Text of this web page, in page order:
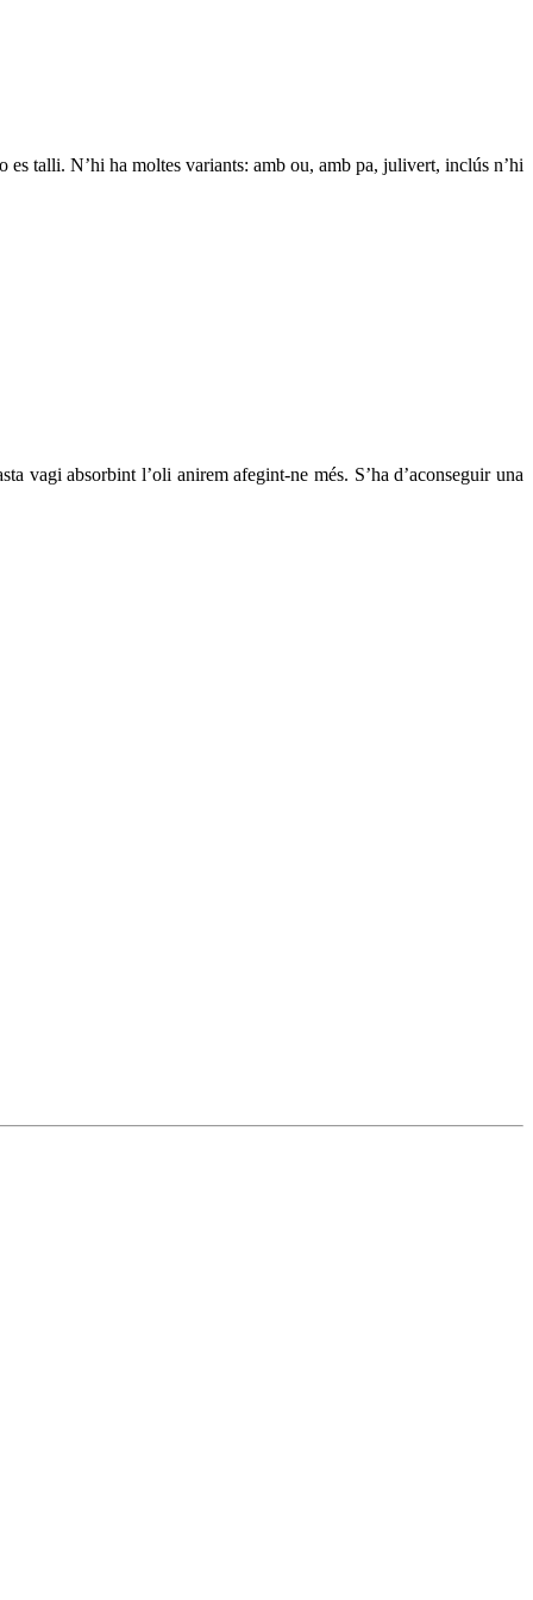
es talli. N’hi ha moltes variants: amb ou, amb pa, julivert, inclús n’hi
vagi absorbint l’oli anirem afegint-ne més. S’ha d’aconseguir una